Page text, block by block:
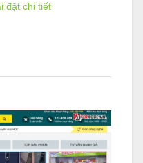
đặt chi tiết